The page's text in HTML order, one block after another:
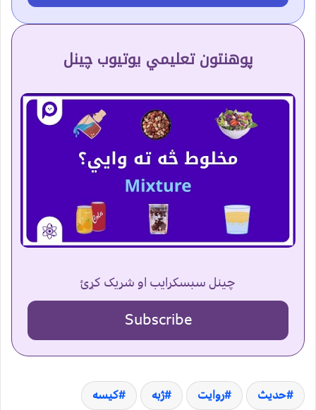
پوهنتون تعلیمي یوتیوب چینل
چینل سبسکرایب او شریک کړئ
Subscribe
حدیث روایت ژبه کیسه